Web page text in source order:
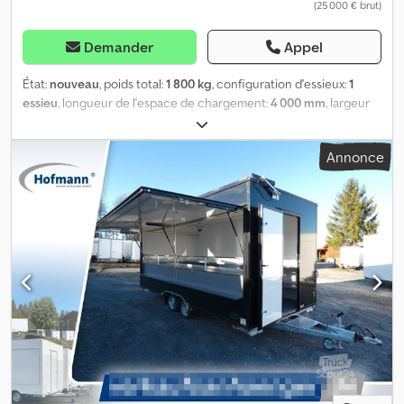
la vitrine réfrigérée * Tablette rabattable à l’avant du comptoir *
vitrages frontaux rabattables en verre de sécurité * Plateau pour
balance * Table pliante sur la trappe avant
(25 000 € brut)
Demander Appel
État: nouveau, poids total:1 800 kg, configuration d'essieux:1
essieu , longueur de l'espace de chargement:4 000 mm , largeur
2 200 mm
chargement:2 300 mm, Remorque de vente
Boulangerie/Pâtisserie Backwaren Back VHSP 400 Merci d'utiliser
le 0590 pour vos demandes. * PTAC : 1800 kg * Dimensions
intérieures (L/l/h) : 4 000 x 2 200 x 2 300 mm * Dimensions
extérieures (L/l/h) : env. 4 100 x 2 266 x 2 850 mm * (Longueur
totale avec timon env. 5 800 mm) * Châssis : mono-essieu,
acier/galvanisé, avec 4 béquilles latérales, essieu suspendu par
caoutchouc * Pneus 13 pouces * Timon en V avec frein à inertie
et marchepied * Automatisme de recul et roue jockey *
Installation électrique selon la réglementation allemande (StVZO)
en 12 Volts * Feux arrière à LED type Hofmann Superstructure : *
Panneaux sandwich polyester (résistant UV), construction isolée
à lamelles * Parois et plafond env. 33 mm d’épaisseur, couleur
blanc, baguettes en aluminium laqué blanc * Trappe de vente
Annonce